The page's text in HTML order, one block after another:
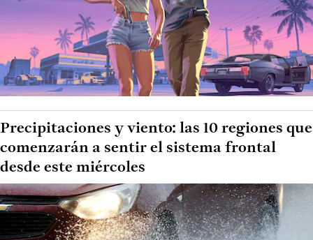
Precipitaciones y viento: las 10 regiones que
comenzarán a sentir el sistema frontal
desde este miércoles